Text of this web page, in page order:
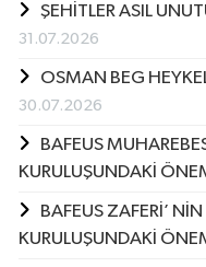
ŞEHİTLER ASIL
31.07.2026
OSMAN BEG
30.07.2026
BAFEUS
KURULUŞUNDAKİ
BAFEUS ZAFERİ’
KURULUŞUNDAKİ